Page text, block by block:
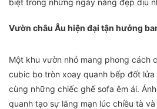
biệt trong những ngày nắng đẹp dịu
Vườn châu Âu hiện đại tận hưởng
Một khu vườn nhỏ mang phong cách
cubic bo tròn xoay quanh bếp đốt
cùng những chiếc ghế sofa êm ái.
quanh tạo sự lãng mạn lúc chiều tà